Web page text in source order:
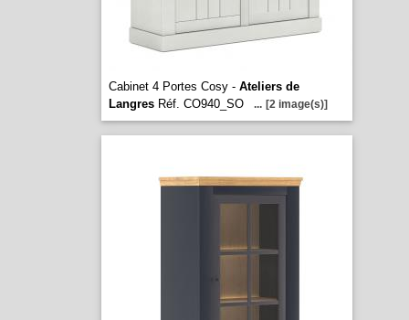
Cabinet 4 Portes Cosy - Ateliers de
LangresRéf. CO940_SO ... [2 image(s)]